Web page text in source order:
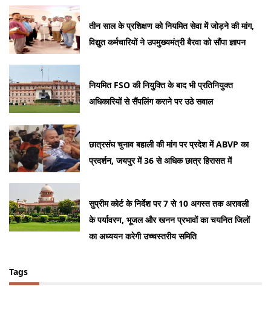
तीन साल के प्रशिक्षण को नियमित सेवा में जोड़ने की मांग,
विद्युत कर्मचारियों ने उपमुख्यमंत्री बैरवा को सौंपा ज्ञापन
नियमित FSO की नियुक्ति के बाद भी प्रतिनियुक्त
अधिकारियों से सैंपलिंग कराने पर उठे सवाल
छात्रसंघ चुनाव बहाली की मांग पर प्रदेश में ABVP का
प्रदर्शन, जयपुर में 36 से अधिक छात्र हिरासत में
सुप्रीम कोर्ट के निर्देश पर 7 से 10 अगस्त तक अरावली
के पर्यावरण, भूजल और खनन प्रभावों का चयनित जिलों
का अध्ययन करेगी उच्चस्तरीय समिति
Tags